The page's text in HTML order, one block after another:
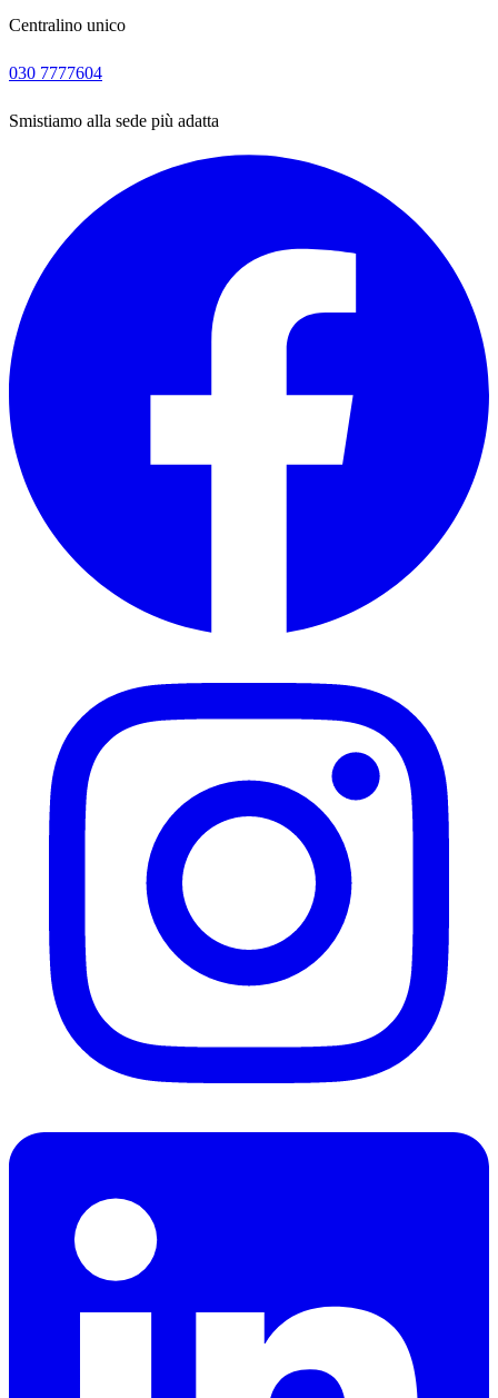
Centralino unico
030 7777604
Smistiamo alla sede più adatta